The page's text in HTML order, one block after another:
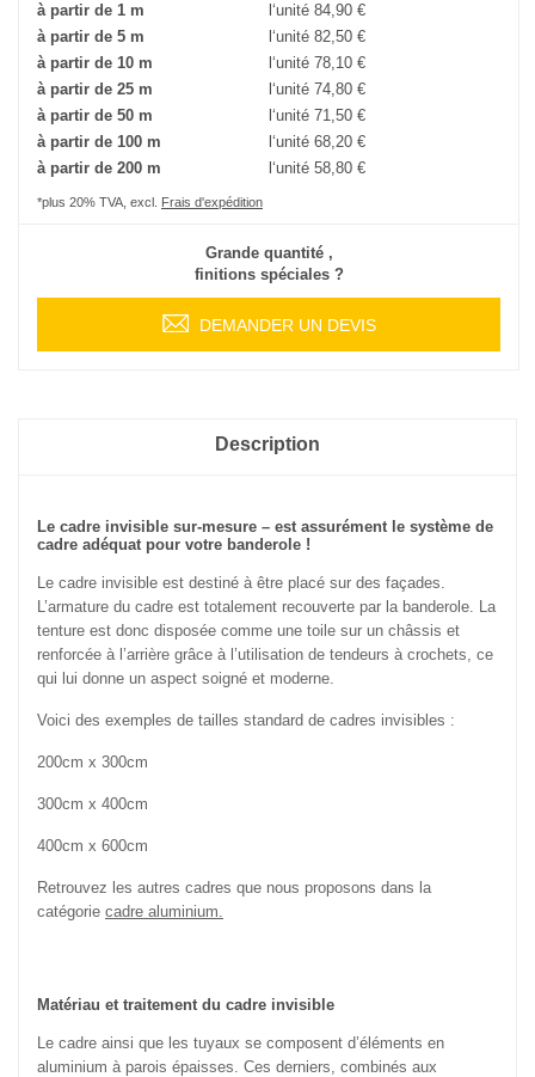
à partir de 1 m l‘unité84,90 €
à partir de 5 m
l‘unité82,50 €
à partir de 10 m
l‘unité78,10 €
à partir de 25 m
l‘unité74,80 €
à partir de 50 m
l‘unité71,50 €
à partir de 100 m
l‘unité68,20 €
à partir de 200 m
l‘unité58,80 €
*plus 20% TVA, excl. Frais d'expédition
Grande quantité ,
finitions spéciales ?
DEMANDER UN DEVIS
Description
Le cadre invisible sur-mesure – est assurément le système de
cadre adéquat pour votre banderole !
Le cadre invisible est destiné à être placé sur des façades.
L’armature du cadre est totalement recouverte par la banderole. La
tenture est donc disposée comme une toile sur un châssis et
renforcée à l’arrière grâce à l’utilisation de tendeurs à crochets, ce
qui lui donne un aspect soigné et moderne.
Voici des exemples de tailles standard de cadres invisibles :
200cm x 300cm
300cm x 400cm
400cm x 600cm
Retrouvez les autres cadres que nous proposons dans la
catégorie cadre aluminium.
Matériau et traitement du cadre invisible
Le cadre ainsi que les tuyaux se composent d’éléments en
aluminium à parois épaisses. Ces derniers, combinés aux